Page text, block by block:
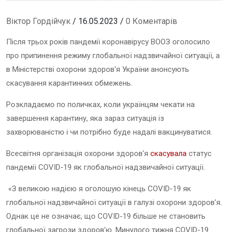
Віктор Гордійчук / 16.05.2023 / 0 Коментарів
Після трьох років пандемії коронавірусу ВООЗ оголосило
про припинення режиму глобальної надзвичайної ситуації, а
в Міністерстві охорони здоров'я України анонсують
скасування карантинних обмежень.
Розкладаємо по поличках, коли українцям чекати на
завершення карантину, яка зараз ситуація із
захворюваністю і чи потрібно буде надалі вакцинуватися.
Всесвітня організація охорони здоров'я скасувала статус
пандемії COVID-19 як глобальної надзвичайної ситуації.
«З великою надією я оголошую кінець COVID-19 як
глобальної надзвичайної ситуації в галузі охорони здоров’я.
Однак це не означає, що COVID-19 більше не становить
глобальної загрози здоров’ю. Минулого тижня COVID-19